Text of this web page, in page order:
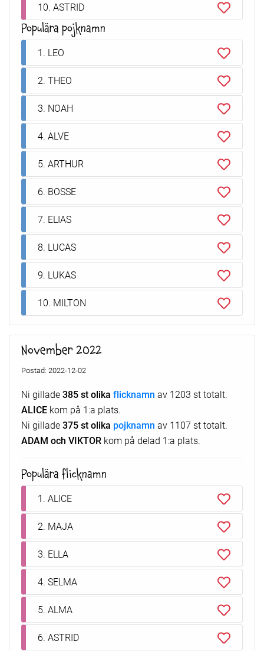
10. ASTRID
Populära pojknamn
1. LEO
2. THEO
3. NOAH
4. ALVE
5. ARTHUR
6. BOSSE
7. ELIAS
8. LUCAS
9. LUKAS
10. MILTON
November 2022
Postad: 2022-12-02
Ni gillade385 st olika flicknamn av 1203 st totalt.
ALICE kom på 1:a plats.
Ni gillade375 st olika pojknamn av 1107 st totalt.
ADAM och VIKTOR kom på delad 1:a plats.
Populära flicknamn
1. ALICE
2. MAJA
3. ELLA
4. SELMA
5. ALMA
6. ASTRID